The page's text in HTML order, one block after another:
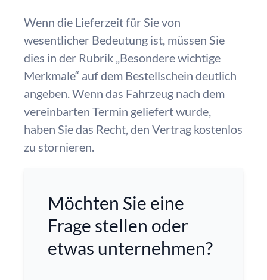
Wenn die Lieferzeit für Sie von
wesentlicher Bedeutung ist, müssen Sie
dies in der Rubrik „Besondere wichtige
Merkmale“ auf dem Bestellschein deutlich
angeben. Wenn das Fahrzeug nach dem
vereinbarten Termin geliefert wurde,
haben Sie das Recht, den Vertrag kostenlos
zu stornieren.
Möchten Sie eine
Frage stellen oder
etwas unternehmen?